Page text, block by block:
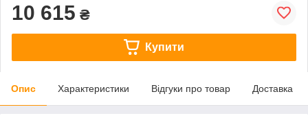
10 615 ₴
Купити
Опис Характеристики Відгуки про товар Доставка